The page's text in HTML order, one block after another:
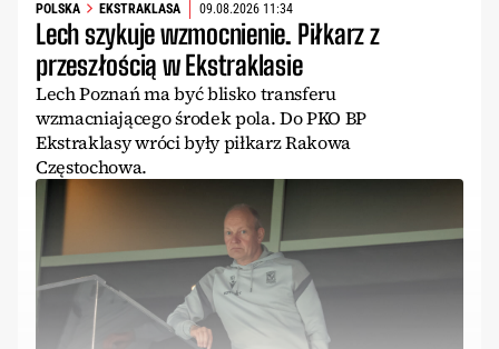
POLSKA EKSTRAKLASA 09.08.2026 11:34
Lech szykuje wzmocnienie. Piłkarz z
przeszłością w Ekstraklasie
Lech Poznań ma być blisko transferu
wzmacniającego środek pola. Do PKO BP
Ekstraklasy wróci były piłkarz Rakowa
Częstochowa.